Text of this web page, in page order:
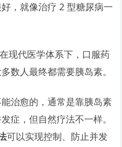
，就像治疗 2 型糖尿病一
现代医学体系下，口服药
数人最终都需要胰岛素。
治愈的，通常是靠胰岛素
症，但自然疗法不一样。
可以实现控制、防止并发